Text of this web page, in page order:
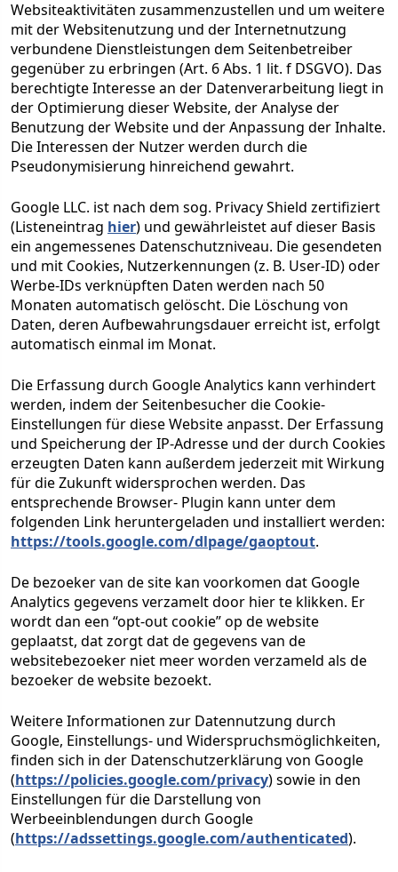
Websiteaktivitäten zusammenzustellen und um weitere
mit der Websitenutzung und der Internetnutzung
verbundene Dienstleistungen dem Seitenbetreiber
gegenüber zu erbringen (Art. 6 Abs. 1 lit. f DSGVO). Das
berechtigte Interesse an der Datenverarbeitung liegt in
der Optimierung dieser Website, der Analyse der
Benutzung der Website und der Anpassung der Inhalte.
Die Interessen der Nutzer werden durch die
Pseudonymisierung hinreichend gewahrt.
Google LLC. ist nach dem sog. Privacy Shield zertifiziert
(Listeneintrag hier) und gewährleistet auf dieser Basis
ein angemessenes Datenschutzniveau. Die gesendeten
und mit Cookies, Nutzerkennungen (z. B. User-ID) oder
Werbe-IDs verknüpften Daten werden nach 50
Monaten automatisch gelöscht. Die Löschung von
Daten, deren Aufbewahrungsdauer erreicht ist, erfolgt
automatisch einmal im Monat.
Die Erfassung durch Google Analytics kann verhindert
werden, indem der Seitenbesucher die Cookie-
Einstellungen für diese Website anpasst. Der Erfassung
und Speicherung der IP-Adresse und der durch Cookies
erzeugten Daten kann außerdem jederzeit mit Wirkung
für die Zukunft widersprochen werden. Das
entsprechende Browser- Plugin kann unter dem
folgenden Link heruntergeladen und installiert werden:
https://tools.google.com/dlpage/gaoptout.
De bezoeker van de site kan voorkomen dat Google
Analytics gegevens verzamelt door hier te klikken. Er
wordt dan een “opt-out cookie” op de website
geplaatst, dat zorgt dat de gegevens van de
websitebezoeker niet meer worden verzameld als de
bezoeker de website bezoekt.
Weitere Informationen zur Datennutzung durch
Google, Einstellungs- und Widerspruchsmöglichkeiten,
finden sich in der Datenschutzerklärung von Google
(https://policies.google.com/privacy) sowie in den
Einstellungen für die Darstellung von
Werbeeinblendungen durch Google
(https://adssettings.google.com/authenticated).